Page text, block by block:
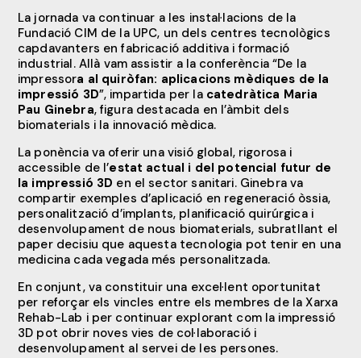
La jornada va continuar a les instal·lacions de la
Fundació CIM de la UPC, un dels centres tecnològics
capdavanters en fabricació additiva i formació
industrial. Allà vam assistir a la conferència “De la
impressora al quiròfan: aplicacions mèdiques de la
impressió 3D”, impartida per la catedràtica Maria
Pau Ginebra, figura destacada en l’àmbit dels
biomaterials i la innovació mèdica.
La ponència va oferir una visió global, rigorosa i
accessible de l’estat actual i del potencial futur de
la impressió 3D en el sector sanitari. Ginebra va
compartir exemples d’aplicació en regeneració òssia,
personalització d’implants, planificació quirúrgica i
desenvolupament de nous biomaterials, subratllant el
paper decisiu que aquesta tecnologia pot tenir en una
medicina cada vegada més personalitzada.
En conjunt, va constituir una excel·lent oportunitat
per reforçar els vincles entre els membres de la Xarxa
Rehab-Lab i per continuar explorant com la impressió
3D pot obrir noves vies de col·laboració i
desenvolupament al servei de les persones.